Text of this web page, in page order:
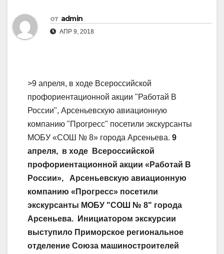
от admin
АПР 9, 2018
>9 апреля, в ходе Всероссийской
профориентационной акции "Работай В
России", Арсеньевскую авиационную
компанию "Прогресс" посетили экскурсанты
МОБУ «СОШ № 8» города Арсеньева. 9
апреля, в ходе Всероссийской
профориентационной акции «Работай В
России», Арсеньевскую авиационную
компанию «Прогресс» посетили
экскурсанты МОБУ "СОШ № 8" города
Арсеньева. Инициатором экскурсии
выступило Приморское региональное
отделение Союза машиностроителей